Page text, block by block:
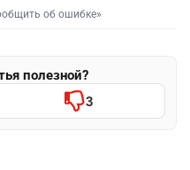
об ошибке»
полезной?
3